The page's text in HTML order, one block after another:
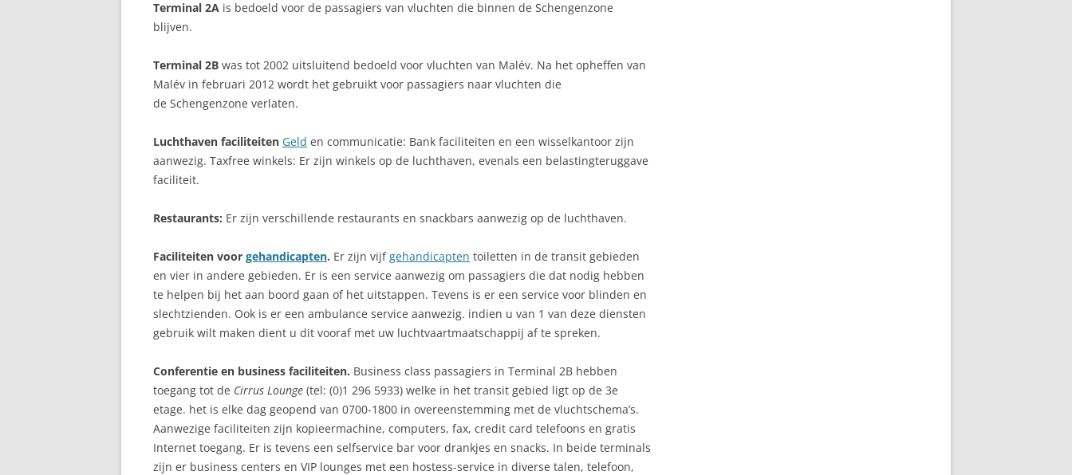
Terminal 2A is bedoeld voor de passagiers van vluchten die binnen de Schengenzone
blijven.
Terminal 2B was tot 2002 uitsluitend bedoeld voor vluchten van Malév. Na het opheffen van
Malév in februari 2012 wordt het gebruikt voor passagiers naar vluchten die
de Schengenzone verlaten.
Luchthaven faciliteiten Geld en communicatie: Bank faciliteiten en een wisselkantoor zijn
aanwezig. Taxfree winkels: Er zijn winkels op de luchthaven, evenals een belastingteruggave
faciliteit.
Restaurants: Er zijn verschillende restaurants en snackbars aanwezig op de luchthaven.
Faciliteiten voor gehandicapten. Er zijn vijfgehandicapten toiletten in de transit gebieden
en vier in andere gebieden. Er is een service aanwezig om passagiers die dat nodig hebben
te helpen bij het aan boord gaan of het uitstappen. Tevens is er een service voor blinden en
slechtzienden. Ook is er een ambulance service aanwezig. indien u van 1 van deze diensten
gebruik wilt maken dient u dit vooraf met uw luchtvaartmaatschappij af te spreken.
Conferentie en business faciliteiten. Business class passagiers in Terminal 2B hebben
toegang tot de Cirrus Lounge (tel: (0)1 296 5933) welke in het transit gebied ligt op de 3e
etage. het is elke dag geopend van 0700-1800 in overeenstemming met de vluchtschema’s.
Aanwezige faciliteiten zijn kopieermachine, computers, fax, credit card telefoons en gratis
Internet toegang. Er is tevens een selfservice bar voor drankjes en snacks. In beide terminals
zijn er business centers en VIP lounges met een hostess-service in diverse talen, telefoon,